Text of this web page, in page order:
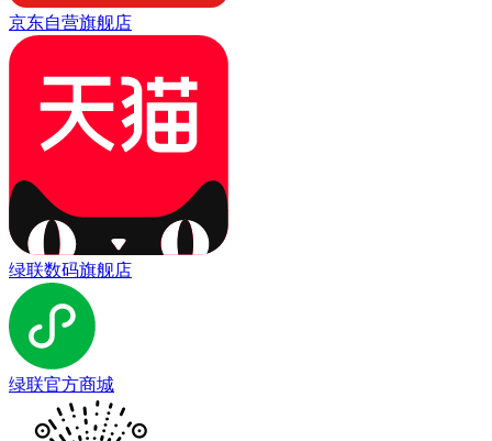
京东自营旗舰店
绿联数码旗舰店
绿联官方商城